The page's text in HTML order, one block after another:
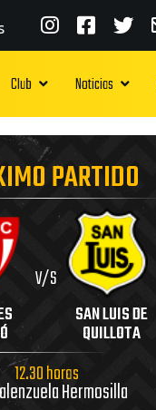
Club Noticias
PARTIDO
V/S
SAN LUIS DE
QUILLOTA
12.30 horas
Hermosilla